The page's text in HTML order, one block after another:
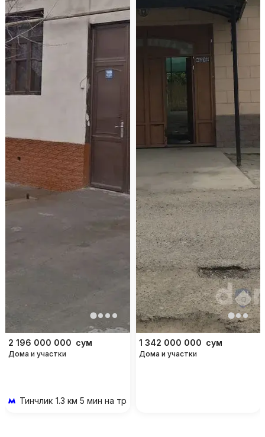
2 196 000 000 сум
Дома и участки
Тинчлик 1.3 км 5 мин на транспорте
1 342 000 000 сум
Дома и участки